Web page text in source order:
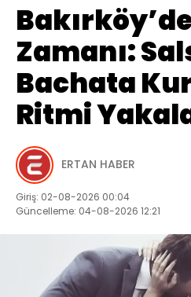
Zamanı:
Bachata
Ritmi
ERTAN HABER
Giriş: 02-08-2026 00:04
Güncelleme: 04-08-2026 12:21